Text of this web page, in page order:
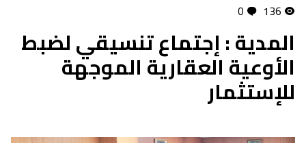
136
0
المدية : إجتماع تنسيقي لضبط
الأوعية العقارية الموجهة
للإستثمار